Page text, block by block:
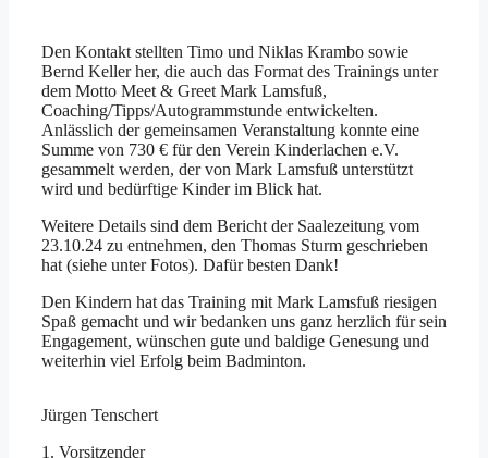
Den Kontakt stellten Timo und Niklas Krambo sowie
Bernd Keller her, die auch das Format des Trainings unter
dem Motto Meet & Greet Mark Lamsfuß,
Coaching/Tipps/Autogrammstunde entwickelten.
Anlässlich der gemeinsamen Veranstaltung konnte eine
Summe von 730 € für den Verein Kinderlachen e.V.
gesammelt werden, der von Mark Lamsfuß unterstützt
wird und bedürftige Kinder im Blick hat.
Weitere Details sind dem Bericht der Saalezeitung vom
23.10.24 zu entnehmen, den Thomas Sturm geschrieben
hat (siehe unter Fotos). Dafür besten Dank!
Den Kindern hat das Training mit Mark Lamsfuß riesigen
Spaß gemacht und wir bedanken uns ganz herzlich für sein
Engagement, wünschen gute und baldige Genesung und
weiterhin viel Erfolg beim Badminton.
Jürgen Tenschert
1. Vorsitzender